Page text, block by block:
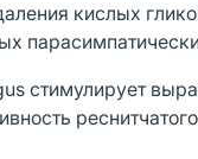
кислых
стимулирует